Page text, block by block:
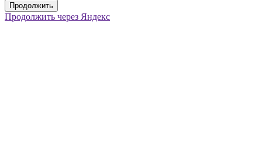
Продолжить
Продолжить через Яндекс